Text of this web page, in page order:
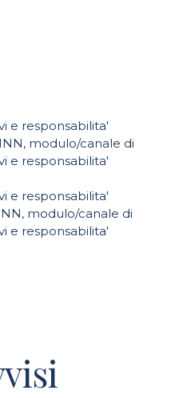
e responsabilita'
modulo/canale di
e responsabilita'
e responsabilita'
modulo/canale di
e responsabilita'